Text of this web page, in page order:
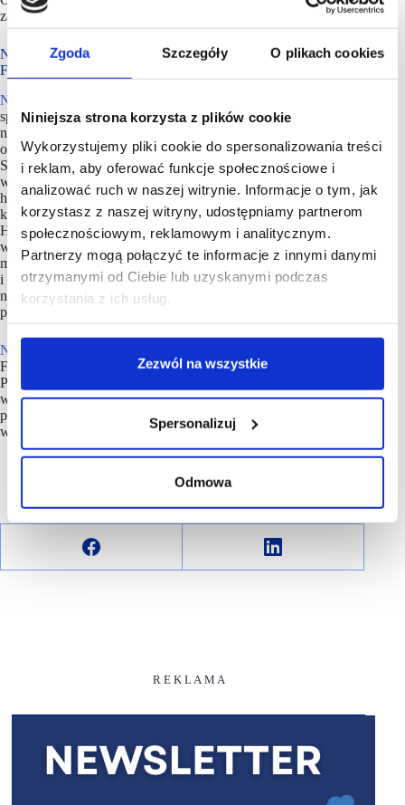
Zgoda Szczegóły O plikach cookies
Niniejsza strona korzysta z plików cookie
Wykorzystujemy pliki cookie do spersonalizowania treści
i reklam, aby oferować funkcje społecznościowe i
analizować ruch w naszej witrynie. Informacje o tym, jak
korzystasz z naszej witryny, udostępniamy partnerom
społecznościowym, reklamowym i analitycznym.
Partnerzy mogą połączyć te informacje z innymi danymi
otrzymanymi od Ciebie lub uzyskanymi podczas
korzystania z ich usług.
Zezwól na wszystkie
Spersonalizuj
Odmowa
zakończyły prace remontowe.
NEINVER w Polsce zarządza siecią pięciu outletów
FACTORY
NEINVER
specjalizująca się w budowie oraz inwestycjach na rynku
nieruchomości i zarządzaniu nimi. Czołowy operator centrów
outlet w Hiszpanii i Polsce, posiada dwie marki własne: The
Style Outlets i FACTORY. Spółka NEINVER, założona
w 1969 roku, zarządza 17 centrami outlet i 4 parkami
handlowymi, współpracując z ponad 800 markami w sześciu
krajach europejskich: Francji, Niemczech, Włoszech, Polsce,
Hiszpanii i Holandii.W ramach zaangażowania
w zrównoważony rozwój, strategia firmy Building Tomorrow
ma na celu wywarcie pozytywnego wpływu na społeczności
i środowisko naturalne, zwiększenie odporności firmy
na trudności rynkowe oraz podniesienie zaangażowania
pracowników.
NEINVER
FACTORY: w Warszawie (Annopol i Ursus), Krakowie,
Poznaniu i Gliwicach oraz parkiem handlowym Futura
w Krakowie. To oferta ponad 400 sklepów z produktami marek
premium i średniego segmentu niemal wszystkich branż,
w cenach stale obniżonych do 70%.
R E K L A M A